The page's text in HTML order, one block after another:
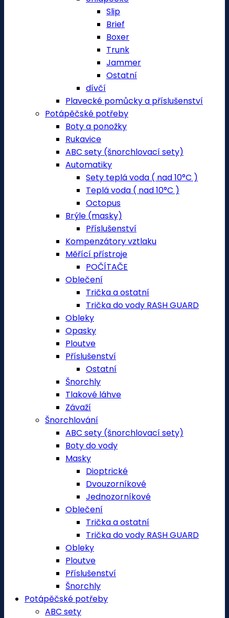
Slip
Brief
Boxer
Trunk
Jammer
Ostatní
dívčí
Plavecké pomůcky a příslušenství
Potápěčské potřeby
Boty a ponožky
Rukavice
ABC sety (šnorchlovací sety)
Automatiky
Sety teplá voda ( nad 10°C )
Teplá voda ( nad 10°C )
Octopus
Brýle (masky)
Příslušenství
Kompenzátory vztlaku
Měřící přístroje
POČÍTAČE
Oblečení
Trička a ostatní
Trička do vody RASH GUARD
Obleky
Opasky
Ploutve
Příslušenství
Ostatní
Šnorchly
Tlakové láhve
Závaží
Šnorchlování
ABC sety (šnorchlovací sety)
Boty do vody
Masky
Dioptrické
Dvouzorníkové
Jednozorníkové
Oblečení
Trička a ostatní
Trička do vody RASH GUARD
Obleky
Ploutve
Příslušenství
Šnorchly
Potápěčské potřeby
ABC sety